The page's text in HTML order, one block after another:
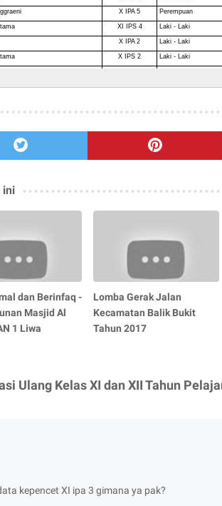
ini
dan Berinfaq -
Masjid Al
1 Liwa
Lomba Gerak Jalan
Kecamatan Balik Bukit
Tahun 2017
Ulang Kelas XI dan XII Tahun
kepencet XI ipa 3 gimana ya pak?